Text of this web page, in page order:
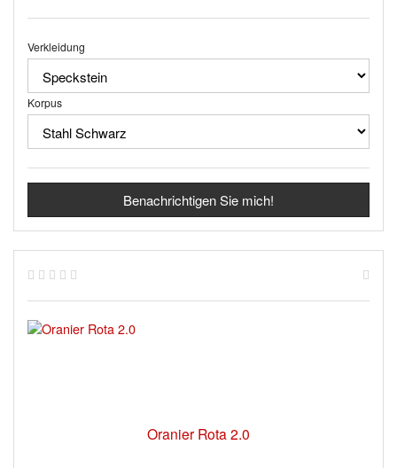
Verkleidung
Korpus
Benachrichtigen Sie mich!
Oranier Rota 2.0